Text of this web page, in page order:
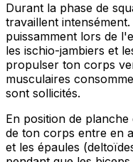
Durant la phase de
travaillent
puissamment lors de
les ischio-jambiers et
propulser ton corps
musculaires
sont sollicités.
En position de
de ton corps entre en
et les épaules